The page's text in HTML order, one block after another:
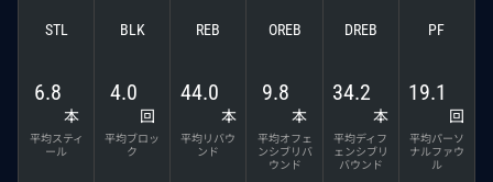
STL
6.8
本
平均スティ
ール
BLK
4.0
回
平均ブロッ
ク
REB
44.0
本
平均リバウ
ンド
OREB
9.8
本
平均オフェ
ンシブリバ
ウンド
DREB
34.2
本
平均ディフ
ェンシブリ
バウンド
PF
19.1
回
平均パーソ
ナルファウ
ル